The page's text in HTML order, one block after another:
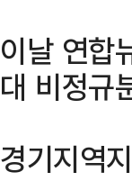
이날 연합
대 비정규
경기지역